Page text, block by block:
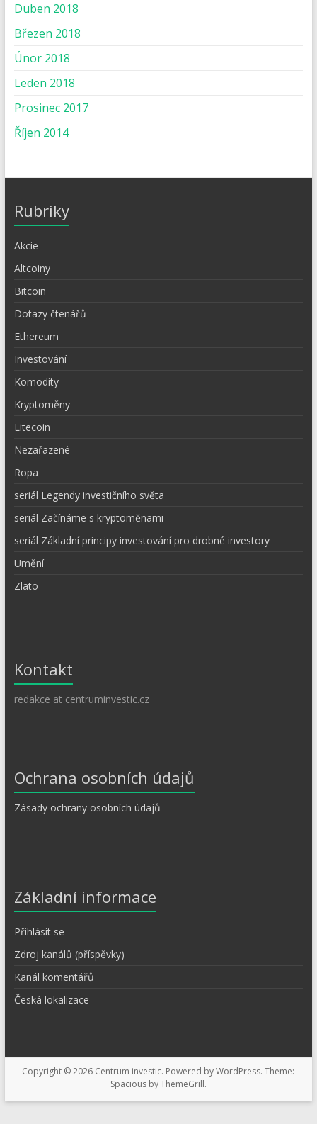
Duben 2018
Březen 2018
Únor 2018
Leden 2018
Prosinec 2017
Říjen 2014
Rubriky
Akcie
Altcoiny
Bitcoin
Dotazy čtenářů
Ethereum
Investování
Komodity
Kryptoměny
Litecoin
Nezařazené
Ropa
seriál Legendy investičního světa
seriál Začínáme s kryptoměnami
seriál Základní principy investování pro drobné investory
Umění
Zlato
Kontakt
redakce at centruminvestic.cz
Ochrana osobních údajů
Zásady ochrany osobních údajů
Základní informace
Přihlásit se
Zdroj kanálů (příspěvky)
Kanál komentářů
Česká lokalizace
Copyright © 2026 Centrum investic. Powered byWordPress. Theme:
Spacious byThemeGrill.